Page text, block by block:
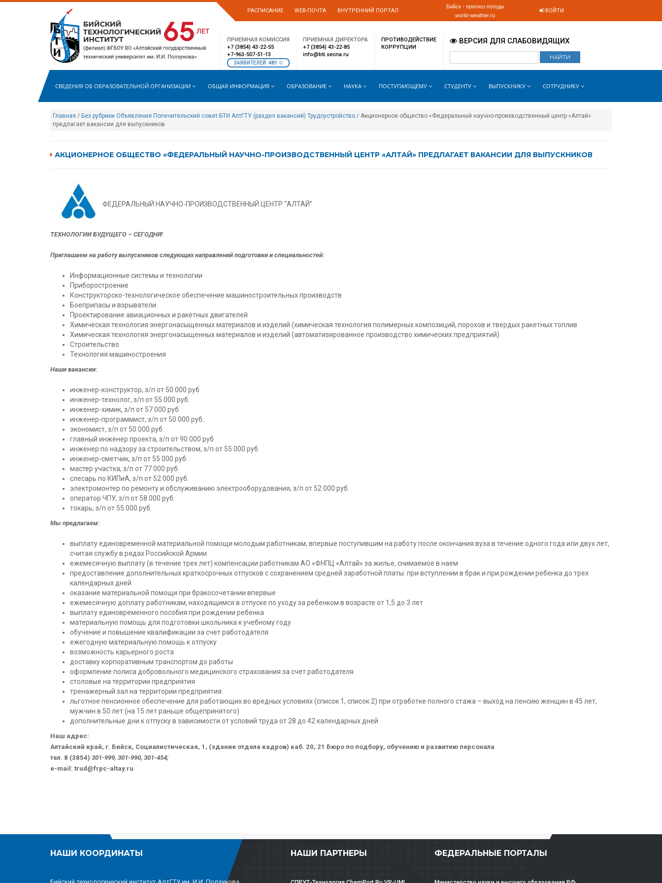
РАСПИСАНИЕ WEB-ПОЧТА ВНУТРЕННИЙ ПОРТАЛ
Бийск - прогноз погоды
world-weather.ru
ВОЙТИ
ПРИЕМНАЯ КОМИССИЯ
+7 (3854) 43-22-55
+7-963-507-51-13
ЗАЯВИТЕЛЕЙ: 481
ПРИЕМНАЯ ДИРЕКТОРА
+7 (3854) 43-22-85
info@bti.secna.ru
ПРОТИВОДЕЙСТВИЕ
КОРРУПЦИИ
ВЕРСИЯ ДЛЯ СЛАБОВИДЯЩИХ
СВЕДЕНИЯ ОБ ОБРАЗОВАТЕЛЬНОЙ ОРГАНИЗАЦИИ ОБЩАЯ ИНФОРМАЦИЯ ОБРАЗОВАНИЕ НАУКА ПОСТУПАЮЩЕМУ СТУДЕНТУ ВЫПУСКНИКУ СОТРУДНИКУ
Главная / Без рубрики Объявления Попечительский совет БТИ АлтГТУ (раздел вакансий) Трудоуcтройство / Акционерное общество «Федеральный научно-производственный центр «Алтай»
предлагает вакансии для выпускников
АКЦИОНЕРНОЕ ОБЩЕСТВО «ФЕДЕРАЛЬНЫЙ НАУЧНО-ПРОИЗВОДСТВЕННЫЙ ЦЕНТР «АЛТАЙ» ПРЕДЛАГАЕТ ВАКАНСИИ ДЛЯ ВЫПУСКНИКОВ
ФЕДЕРАЛЬНЫЙ НАУЧНО-ПРОИЗВОДСТВЕННЫЙ ЦЕНТР “АЛТАЙ”
ТЕХНОЛОГИИ БУДУЩЕГО – СЕГОДНЯ!
Приглашаем на работу выпускников следующих направлений подготовки и специальностей:
Информационные системы и технологии
Приборостроение
Конструкторско-технологическое обеспечение машиностроительных производств
Боеприпасы и взрыватели
Проектирование авиационных и ракетных двигателей
Химическая технология энергонасыщенных материалов и изделий (химическая технология полимерных композиций, порохов и твердых ракетных топлив
Химическая технология энергонасыщенных материалов и изделий (автоматизированное производство химических предприятий)
Строительство
Технология машиностроения
Наши вакансии:
инженер-конструктор, з/п от 50 000 руб.
инженер-технолог, з/п от 55 000 руб.
инженер-химик, з/п от 57 000 руб.
инженер-программист, з/п от 50 000 руб.
экономист, з/п от 50 000 руб.
главный инженер проекта, з/п от 90 000 руб.
инженер по надзору за строительством, з/п от 55 000 руб.
инженер-сметчик, з/п от 55 000 руб.
мастер участка, з/п от 77 000 руб.
слесарь по КИПиА, з/п от 52 000 руб.
электромонтер по ремонту и обслуживанию электрооборудования, з/п от 52 000 руб.
оператор ЧПУ, з/п от 58 000 руб.
токарь, з/п от 55 000 руб.
Мы предлагаем:
выплату единовременной материальной помощи молодым работникам, впервые поступившим на работу после окончания вуза в течение одного года или двух лет,
считая службу в рядах Российской Армии
ежемесячную выплату (в течение трех лет) компенсации работникам АО «ФНПЦ «Алтай» за жилье, снимаемое в наем
предоставление дополнительных краткосрочных отпусков с сохранением средней заработной платы: при вступлении в брак и при рождении ребенка до трех
календарных дней
оказание материальной помощи при бракосочетании впервые
ежемесячную доплату работникам, находящимся в отпуске по уходу за ребенком в возрасте от 1,5 до 3 лет
выплату единовременного пособия при рождении ребенка
материальную помощь для подготовки школьника к учебному году
обучение и повышение квалификации за счет работодателя
ежегодную материальную помощь к отпуску
возможность карьерного роста
доставку корпоративным транспортом до работы
оформление полиса добровольного медицинского страхования за счет работодателя
столовые на территории предприятия
тренажерный зал на территории предприятия
льготное пенсионное обеспечение для работающих во вредных условиях (список 1, список 2) при отработке полного стажа – выход на пенсию женщин в 45 лет,
мужчин в 50 лет (на 15 лет раньше общепринятого)
дополнительные дни к отпуску в зависимости от условий труда от 28 до 42 календарных дней
Наш адрес:
Алтайский край, г. Бийск, Социалистическая, 1, (здание отдела кадров) каб. 20, 21 Бюро по подбору, обучению и развитию персонала
тел. 8 (3854) 301-999, 301-990, 301-454;
e-mail: trud@frpc-altay.ru
НАШИ КООРДИНАТЫ НАШИ ПАРТНЕРЫ ФЕДЕРАЛЬНЫЕ ПОРТАЛЫ